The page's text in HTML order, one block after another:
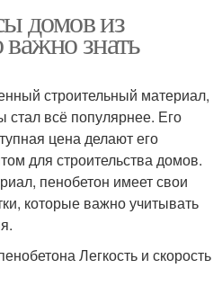
домов из
знать
строительный материал,
стал всё популярнее. Его
цена делают его
для строительства домов.
пенобетон имеет свои
которые важно учитывать
Легкость и скорость